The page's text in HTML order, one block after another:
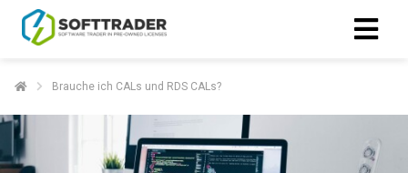
Brauche ich CALs und RDS CALs?